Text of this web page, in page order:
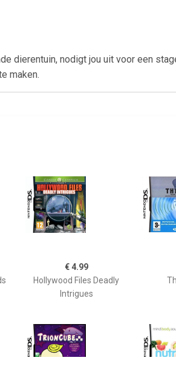
dierentuin, nodigt jou uit voor een
maken.
€ 4.99
Hollywood Files Deadly
Intrigues